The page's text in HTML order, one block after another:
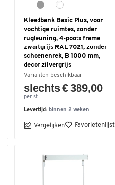
Kleedbank Basic Plus, voor
vochtige ruimtes, zonder
rugleuning, 4-poots frame
zwartgrijs RAL 7021, zonder
schoenenrek, B 1000 mm,
decor zilvergrijs
Varianten beschikbaar
slechts € 389,00
per st.
Levertijd: binnen 2 weken
Vergelijken Favorietenlijst